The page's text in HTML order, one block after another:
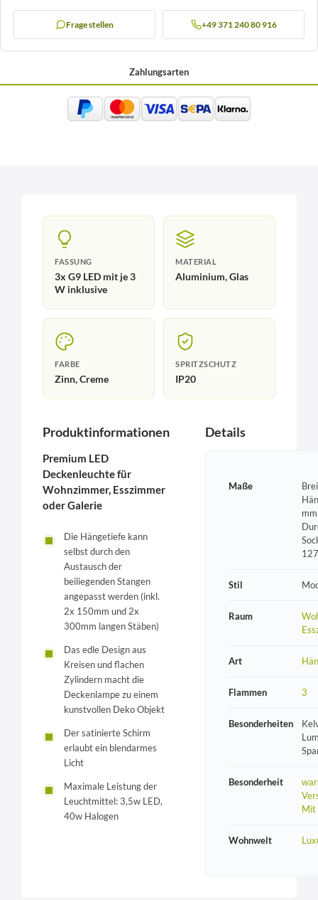
Frage stellen +49 371 240 80 916
Zahlungsarten
FASSUNG
3x G9 LED mit je 3
W inklusive
MATERIAL
Aluminium, Glas
FARBE
Zinn, Creme
SPRITZSCHUTZ
IP20
Produktinformationen
Premium LED
Deckenleuchte für
Wohnzimmer, Esszimmer
oder Galerie
Die Hängetiefe kann
selbst durch den
Austausch der
beiliegenden Stangen
angepasst werden (inkl.
2x 150mm und 2x
300mm langen Stäben)
Das edle Design aus
Kreisen und flachen
Zylindern macht die
Deckenlampe zu einem
kunstvollen Deko Objekt
Der satinierte Schirm
erlaubt ein blendarmes
Licht
Maximale Leistung der
Leuchtmittel: 3,5w LED,
40w Halogen
Details
Maße
Stil
Raum
Art
Flammen 3
Besonderheiten
Besonderheit
Mit
Wohnwelt